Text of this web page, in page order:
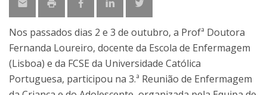
Nos passados dias 2 e 3 de outubro, a Profª Doutora
Fernanda Loureiro, docente da Escola de Enfermagem
(Lisboa) e da FCSE da Universidade Católica
Portuguesa, participou na 3.ª Reunião de Enfermagem